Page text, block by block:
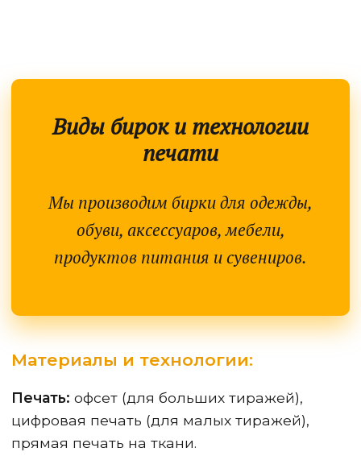
Виды бирок и технологии
печати
Мы производим бирки для одежды,
обуви, аксессуаров, мебели,
продуктов питания и сувениров.
Материалы и технологии:
Печать: офсет (для больших тиражей),
цифровая печать (для малых тиражей),
прямая печать на ткани.